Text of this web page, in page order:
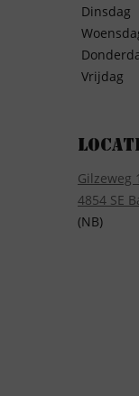
Dinsdag
Vrijdag
Gilzeweg
4854 SE
(NB)